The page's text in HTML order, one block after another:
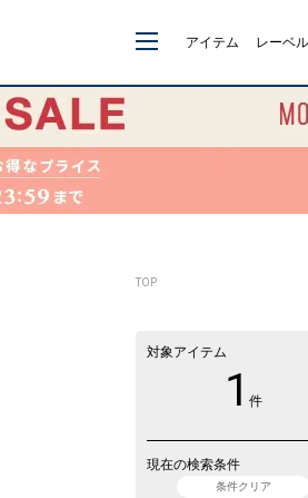
アイテム レーベル
TOP
対象アイテム
1 件
現在の検索条件
条件クリア